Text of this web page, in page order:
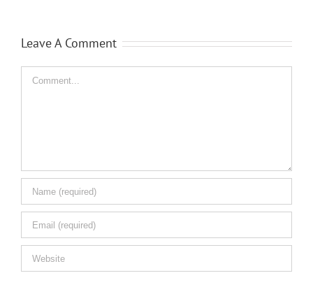
Leave A Comment
Comment